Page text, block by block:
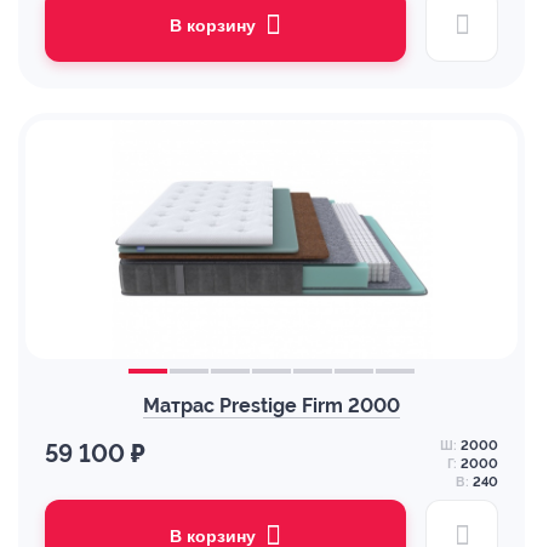
В корзину
Матрас Prestige Firm 2000
59 100 ₽ Ш: 2000
Г: 2000
В: 240
В корзину